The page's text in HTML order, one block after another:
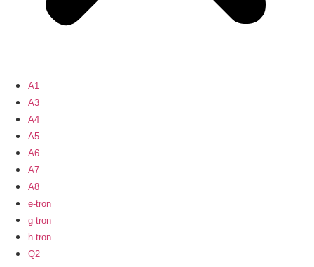
A1
A3
A4
A5
A6
A7
A8
e-tron
g-tron
h-tron
Q2